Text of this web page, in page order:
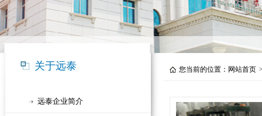
关于远泰
远泰企业简介
您当前的位置： 网站首页